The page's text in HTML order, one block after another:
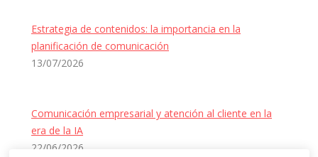
Estrategia de contenidos: la importancia en la
planificación de comunicación
13/07/2026
Comunicación empresarial y atención al cliente en la
era de la IA
22/06/2026